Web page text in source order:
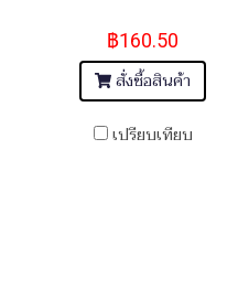
฿160.50
สั่งซื้อสินค้า
เปรียบเทียบ